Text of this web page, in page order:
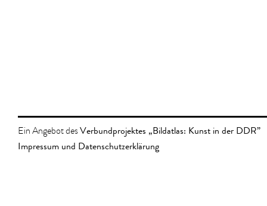
Ein Angebot desVerbundprojektes „Bildatlas: Kunst in der DDR”
Impressum und Datenschutzerklärung